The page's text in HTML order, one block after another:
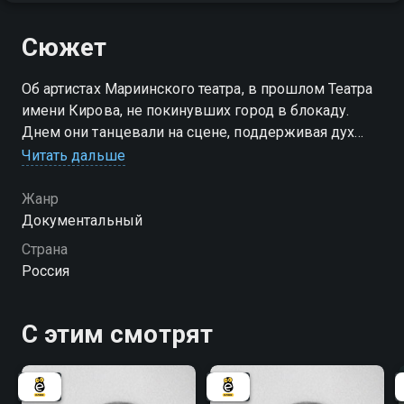
Сюжет
Об артистах Мариинского театра, в прошлом Театра
имени Кирова, не покинувших город в блокаду.
Днем они танцевали на сцене, поддерживая дух
горожан, а ночами вместе со всеми выходили на
Читать дальше
Жанр
Документальный
Страна
Россия
С этим смотрят